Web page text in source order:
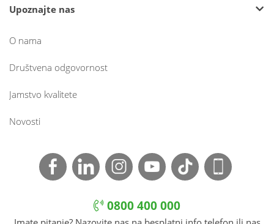
Upoznajte nas
O nama
Društvena odgovornost
Jamstvo kvalitete
Novosti
0800 400 000